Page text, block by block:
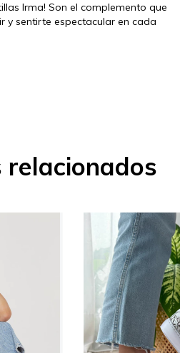
Irma! Son el complemento que
y sentirte espectacular en cada
relacionados